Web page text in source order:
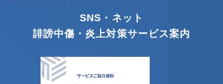
SNS・ネット
誹謗中傷・炎上対策サービス案内